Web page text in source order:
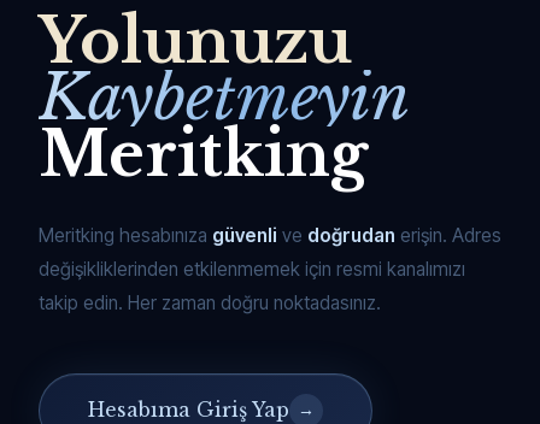
Yolunuzu
Kaybetmeyin
Meritking
Meritking hesabınıza güvenli ve doğrudan erişin. Adres
değişikliklerinden etkilenmemek için resmi kanalımızı
takip edin. Her zaman doğru noktadasınız.
Hesabıma Giriş Yap →